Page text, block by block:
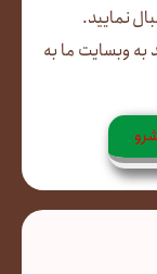
نمایید.
وبسایت ما به